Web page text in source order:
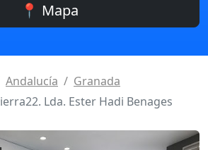
📍 Mapa
Andalucía
Granada
Lda. Ester Hadi Benages